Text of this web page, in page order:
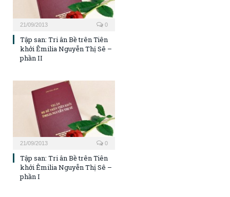
21/09/2013 0
Tập san: Tri ân Bề trên Tiên
khởi Êmilia Nguyễn Thị Sê –
phần II
21/09/2013 0
Tập san: Tri ân Bề trên Tiên
khởi Êmilia Nguyễn Thị Sê –
phần I